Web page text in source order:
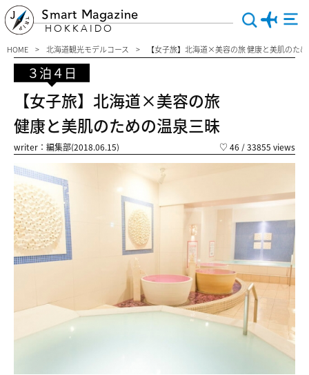
Smart Magazine
HOKKAIDO
HOME 北海道観光モデルコース 【女子旅】北海道×美容の旅 健康と美肌のた
３泊４日
【女子旅】北海道×美容の旅
健康と美肌のための温泉三昧
writer：編集部(2018.06.15) ♡ 46 / 33855 views